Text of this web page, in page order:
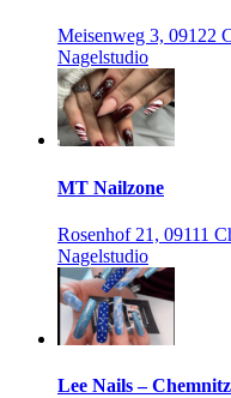
Meisenweg 3, 09122
Nagelstudio
MT Nailzone
Rosenhof 21, 09111
Nagelstudio
Lee Nails – Chemnitz